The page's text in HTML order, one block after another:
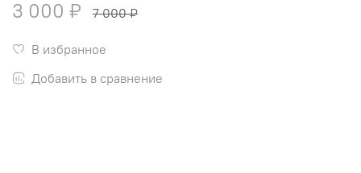
3 000 ₽ 7 000 ₽
В избранное
Добавить в сравнение